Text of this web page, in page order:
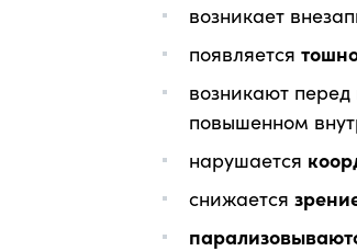
возникает
появляется
возникают перед
повышенном
нарушается
снижается